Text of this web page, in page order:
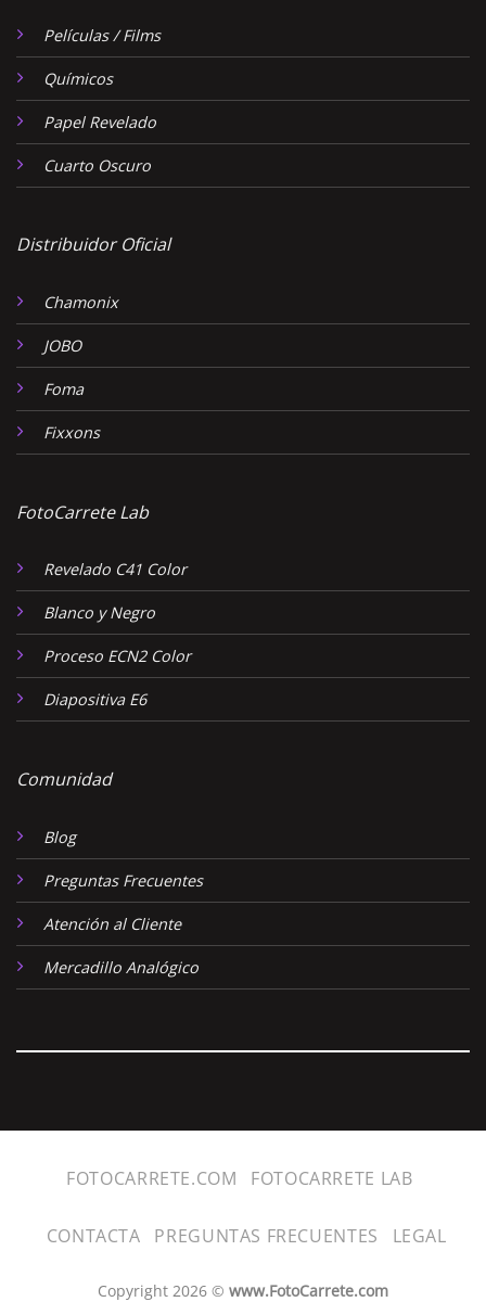
Películas / Films
Químicos
Papel Revelado
Cuarto Oscuro
Distribuidor Oficial
Chamonix
JOBO
Foma
Fixxons
FotoCarrete Lab
Revelado C41 Color
Blanco y Negro
Proceso ECN2 Color
Diapositiva E6
Comunidad
Blog
Preguntas Frecuentes
Atención al Cliente
Mercadillo Analógico
FOTOCARRETE.COM FOTOCARRETE LAB
CONTACTA PREGUNTAS FRECUENTES LEGAL
Copyright 2026 © www.FotoCarrete.com